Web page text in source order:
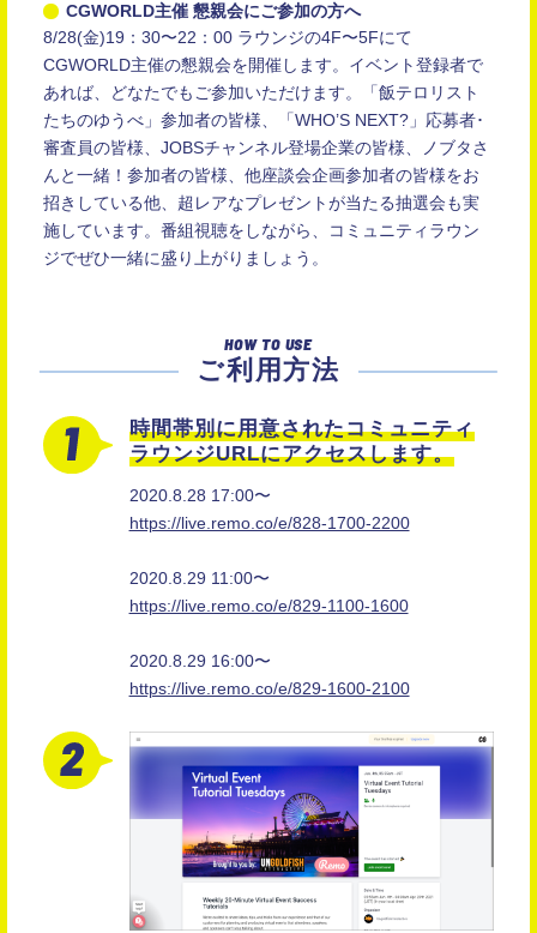
CGWORLD主催 懇親会にご参加の方へ
8/28(金)19：30〜22：00 ラウンジの4F〜5Fにて
CGWORLD主催の懇親会を開催します。イベント登録者で
あれば、どなたでもご参加いただけます。「飯テロリスト
たちのゆうべ」参加者の皆様、「WHO’S NEXT?」応募者･
審査員の皆様、JOBSチャンネル登場企業の皆様、ノブタさ
んと一緒！参加者の皆様、他座談会企画参加者の皆様をお
招きしている他、超レアなプレゼントが当たる抽選会も実
施しています。番組視聴をしながら、コミュニティラウン
ジでぜひ一緒に盛り上がりましょう。
HOW TO USE
ご利用方法
時間帯別に用意されたコミュニティ
ラウンジURLにアクセスします。
2020.8.28 17:00〜
https://live.remo.co/e/828-1700-2200
2020.8.29 11:00〜
https://live.remo.co/e/829-1100-1600
2020.8.29 16:00〜
https://live.remo.co/e/829-1600-2100